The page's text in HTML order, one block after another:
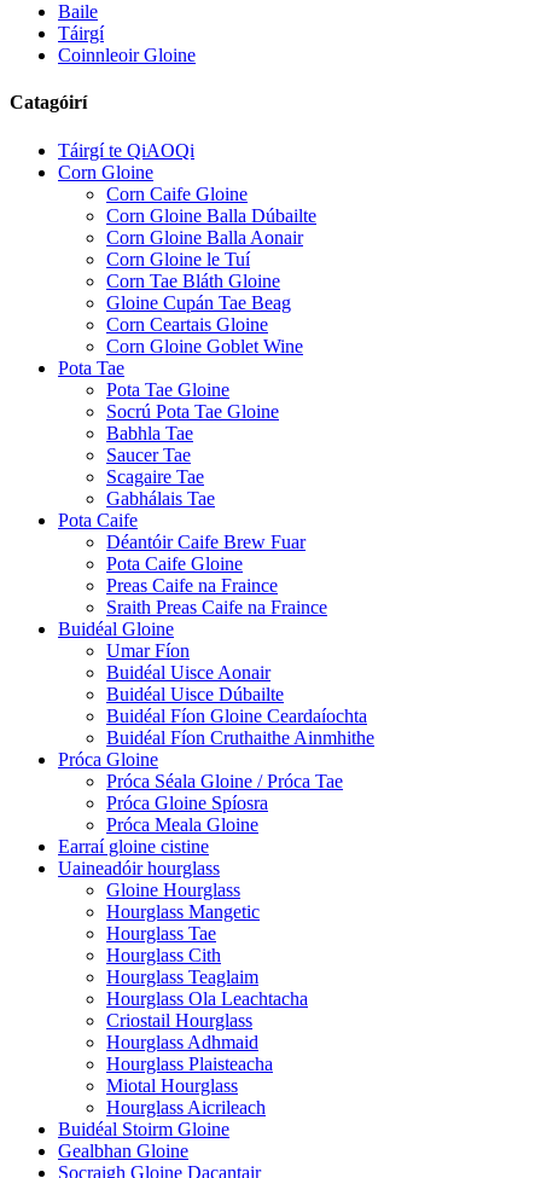
Baile
Táirgí
Coinnleoir Gloine
Catagóirí
Táirgí te QiAOQi
Corn Gloine
Corn Caife Gloine
Corn Gloine Balla Dúbailte
Corn Gloine Balla Aonair
Corn Gloine le Tuí
Corn Tae Bláth Gloine
Gloine Cupán Tae Beag
Corn Ceartais Gloine
Corn Gloine Goblet Wine
Pota Tae
Pota Tae Gloine
Socrú Pota Tae Gloine
Babhla Tae
Saucer Tae
Scagaire Tae
Gabhálais Tae
Pota Caife
Déantóir Caife Brew Fuar
Pota Caife Gloine
Preas Caife na Fraince
Sraith Preas Caife na Fraince
Buidéal Gloine
Umar Fíon
Buidéal Uisce Aonair
Buidéal Uisce Dúbailte
Buidéal Fíon Gloine Ceardaíochta
Buidéal Fíon Cruthaithe Ainmhithe
Próca Gloine
Próca Séala Gloine / Próca Tae
Próca Gloine Spíosra
Próca Meala Gloine
Earraí gloine cistine
Uaineadóir hourglass
Gloine Hourglass
Hourglass Mangetic
Hourglass Tae
Hourglass Cith
Hourglass Teaglaim
Hourglass Ola Leachtacha
Criostail Hourglass
Hourglass Adhmaid
Hourglass Plaisteacha
Miotal Hourglass
Hourglass Aicrileach
Buidéal Stoirm Gloine
Gealbhan Gloine
Socraigh Gloine Dacantair